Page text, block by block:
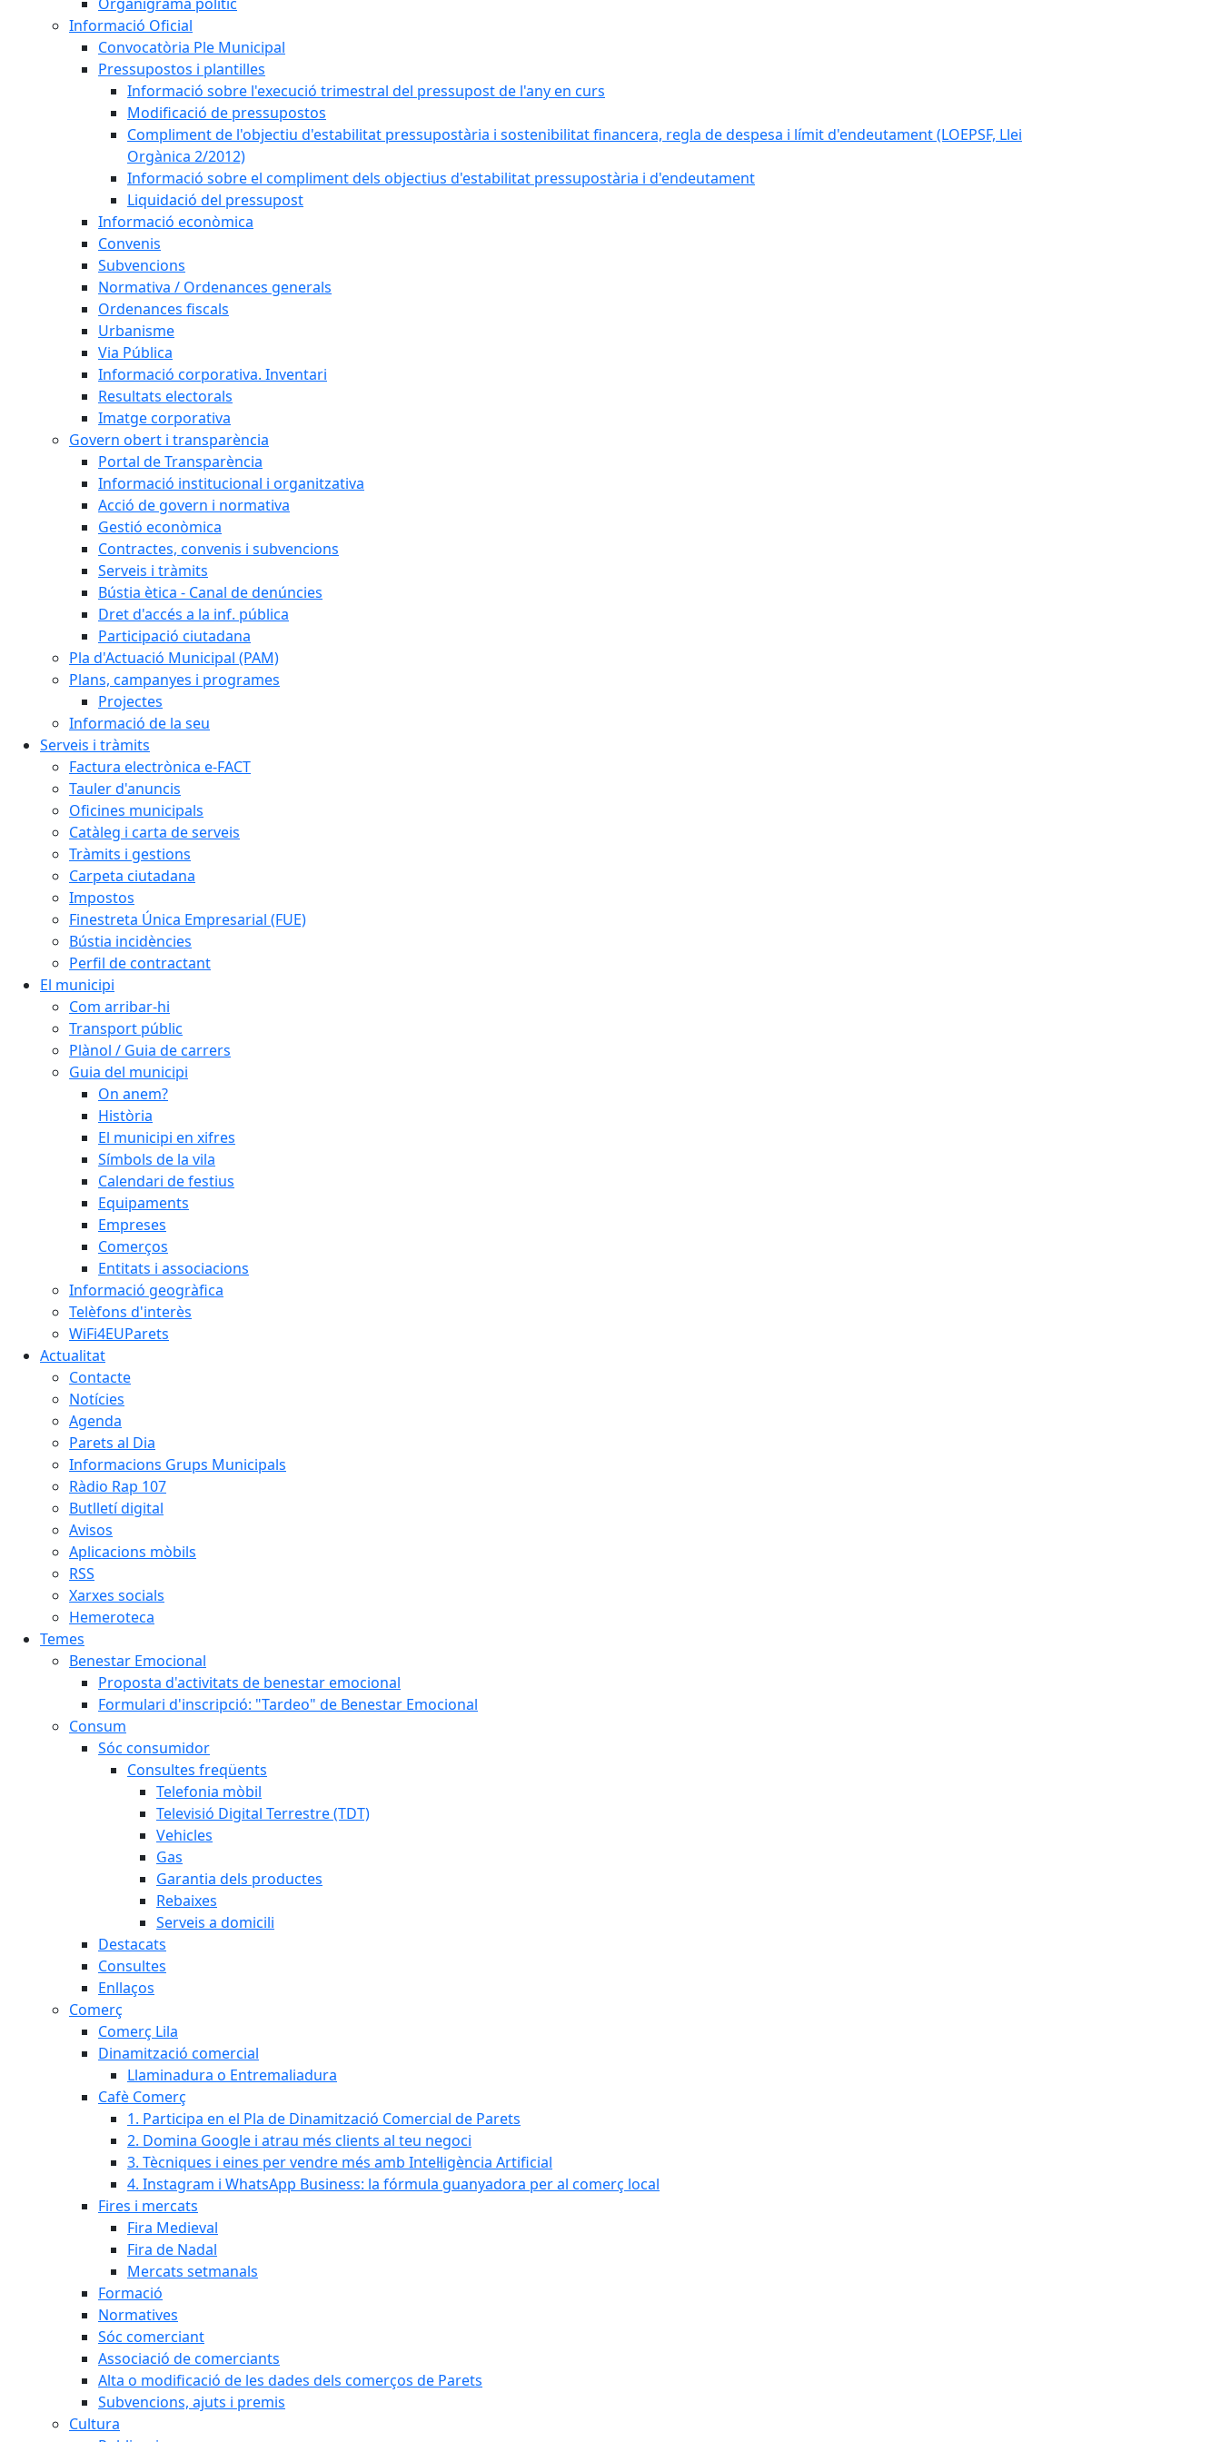
Informació Oficial
Convocatòria Ple Municipal
Pressupostos i plantilles
Informació sobre l'execució trimestral del pressupost de l'any en curs
Modificació de pressupostos
Compliment de l'objectiu d'estabilitat pressupostària i sostenibilitat financera, regla de despesa i límit d'endeutament (LOEPSF, Llei
Orgànica 2/2012)
Informació sobre el compliment dels objectius d'estabilitat pressupostària i d'endeutament
Liquidació del pressupost
Informació econòmica
Convenis
Subvencions
Normativa / Ordenances generals
Ordenances fiscals
Urbanisme
Via Pública
Informació corporativa. Inventari
Resultats electorals
Imatge corporativa
Govern obert i transparència
Portal de Transparència
Informació institucional i organitzativa
Acció de govern i normativa
Gestió econòmica
Contractes, convenis i subvencions
Serveis i tràmits
Bústia ètica - Canal de denúncies
Dret d'accés a la inf. pública
Participació ciutadana
Pla d'Actuació Municipal (PAM)
Plans, campanyes i programes
Projectes
Informació de la seu
Serveis i tràmits
Factura electrònica e-FACT
Tauler d'anuncis
Oficines municipals
Catàleg i carta de serveis
Tràmits i gestions
Carpeta ciutadana
Impostos
Finestreta Única Empresarial (FUE)
Bústia incidències
Perfil de contractant
El municipi
Com arribar-hi
Transport públic
Plànol / Guia de carrers
Guia del municipi
On anem?
Història
El municipi en xifres
Símbols de la vila
Calendari de festius
Equipaments
Empreses
Comerços
Entitats i associacions
Informació geogràfica
Telèfons d'interès
WiFi4EUParets
Actualitat
Contacte
Notícies
Agenda
Parets al Dia
Informacions Grups Municipals
Ràdio Rap 107
Butlletí digital
Avisos
Aplicacions mòbils
RSS
Xarxes socials
Hemeroteca
Temes
Benestar Emocional
Proposta d'activitats de benestar emocional
Formulari d'inscripció: "Tardeo" de Benestar Emocional
Consum
Sóc consumidor
Consultes freqüents
Telefonia mòbil
Televisió Digital Terrestre (TDT)
Vehicles
Gas
Garantia dels productes
Rebaixes
Serveis a domicili
Destacats
Consultes
Enllaços
Comerç
Comerç Lila
Dinamització comercial
Llaminadura o Entremaliadura
Cafè Comerç
1. Participa en el Pla de Dinamització Comercial de Parets
2. Domina Google i atrau més clients al teu negoci
3. Tècniques i eines per vendre més amb Intel·ligència Artificial
4. Instagram i WhatsApp Business: la fórmula guanyadora per al comerç local
Fires i mercats
Fira Medieval
Fira de Nadal
Mercats setmanals
Formació
Normatives
Sóc comerciant
Associació de comerciants
Alta o modificació de les dades dels comerços de Parets
Subvencions, ajuts i premis
Cultura